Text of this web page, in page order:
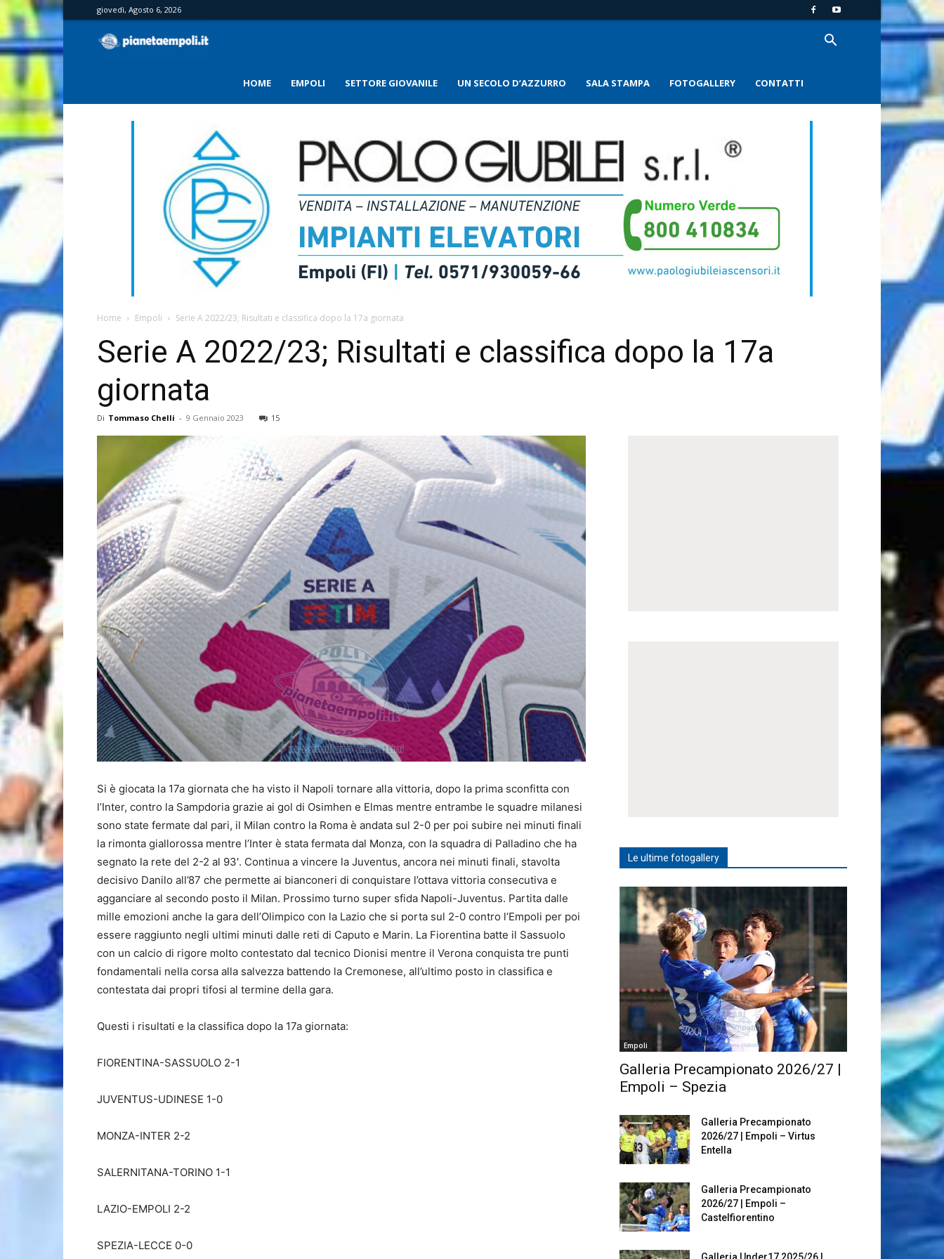
giovedì, Agosto 6, 2026
HOME EMPOLI SETTORE GIOVANILE UN SECOLO D’AZZURRO SALA STAMPA FOTOGALLERY CONTATTI
Home Empoli Serie A 2022/23; Risultati e classifica dopo la 17a giornata
Serie A 2022/23; Risultati e classifica dopo la 17a
giornata
Di Tommaso Chelli - 9 Gennaio 2023 15
Si è giocata la 17a giornata che ha visto il Napoli tornare alla vittoria, dopo la prima sconfitta con
l’Inter, contro la Sampdoria grazie ai gol di Osimhen e Elmas mentre entrambe le squadre milanesi
sono state fermate dal pari, il Milan contro la Roma è andata sul 2-0 per poi subire nei minuti finali
la rimonta giallorossa mentre l’Inter è stata fermata dal Monza, con la squadra di Palladino che ha
segnato la rete del 2-2 al 93′. Continua a vincere la Juventus, ancora nei minuti finali, stavolta
decisivo Danilo all’87 che permette ai bianconeri di conquistare l’ottava vittoria consecutiva e
agganciare al secondo posto il Milan. Prossimo turno super sfida Napoli-Juventus. Partita dalle
mille emozioni anche la gara dell’Olimpico con la Lazio che si porta sul 2-0 contro l’Empoli per poi
essere raggiunto negli ultimi minuti dalle reti di Caputo e Marin. La Fiorentina batte il Sassuolo
con un calcio di rigore molto contestato dal tecnico Dionisi mentre il Verona conquista tre punti
fondamentali nella corsa alla salvezza battendo la Cremonese, all’ultimo posto in classifica e
contestata dai propri tifosi al termine della gara.
Questi i risultati e la classifica dopo la 17a giornata:
FIORENTINA-SASSUOLO 2-1
JUVENTUS-UDINESE 1-0
MONZA-INTER 2-2
SALERNITANA-TORINO 1-1
LAZIO-EMPOLI 2-2
SPEZIA-LECCE 0-0
Le ultime fotogallery
Empoli
Galleria Precampionato 2026/27 |
Empoli – Spezia
Galleria Precampionato
2026/27 | Empoli – Virtus
Entella
Galleria Precampionato
2026/27 | Empoli –
Castelfiorentino